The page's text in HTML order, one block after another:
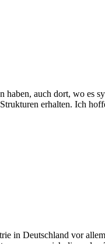
auch dort, wo
erhalten. Ich
in Deutschland vor